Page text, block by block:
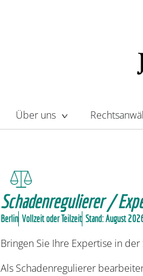
Über uns
Schadenregulierer /
Berlin Vollzeit oder Teilzeit Stand: August
Bringen Sie Ihre Expertise in
Als Schadenregulierer